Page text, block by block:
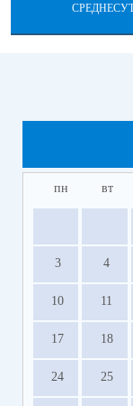
пн вт
3 4
10 11
17 18
24 25